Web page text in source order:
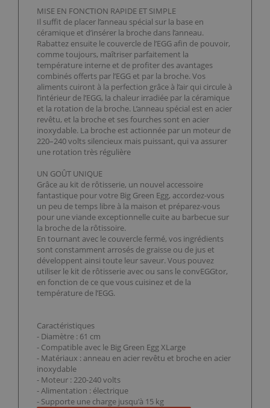
MISE EN FONCTION RAPIDE ET SIMPLE
Il suffit de placer l’anneau spécial sur la base en
céramique et d’insérer la broche dans l’anneau.
Rabattez ensuite le couvercle de l’EGG afin de pouvoir,
comme toujours, maîtriser parfaitement la
température interne et de profiter des avantages
combinés offerts par l’EGG et par la broche. Vos
aliments cuiront à la perfection grâce à l’air qui circule à
l’intérieur de l’EGG, la chaleur irradiée par la céramique
et la rotation de la broche. L’anneau spécial est en acier
revêtu, et la broche et ses fourches sont en acier
inoxydable. La broche est actionnée par un moteur de
220–240 volts silencieux mais puissant, qui va assurer
une rotation très régulière
UN GOÛT UNIQUE
Grâce au kit de rôtisserie, un nouvel accessoire
fantastique pour votre Big Green Egg, accordez-vous
un peu de temps libre à la maison et préparez-vous
pour une viande exceptionnelle cuite au barbecue sur
la broche de la rôtissoire.
En tournant avec le couvercle fermé, vos ingrédients
sont constamment arrosés de graisse ou de jus et
développent ainsi toute leur saveur. Vous pouvez
utiliser le kit de rôtisserie avec ou sans le convEGGtor,
en fonction de ce que vous cuisinez et de la
température de l’EGG.
Caractéristiques
- Diamètre : 61 cm
- Compatible avec le Big Green Egg XLarge
- Matériaux : anneau en acier revêtu et broche en acier
inoxydable
- Moteur : 220-240 volts
- Alimentation : électrique
- Supporte une charge jusqu'à 15 kg